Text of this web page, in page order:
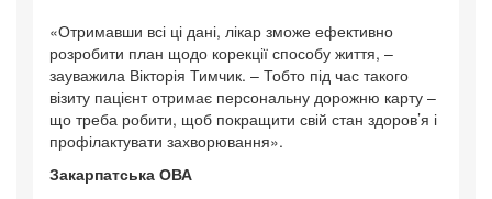
«Отримавши всі ці дані, лікар зможе ефективно
розробити план щодо корекції способу життя, –
зауважила Вікторія Тимчик. – Тобто під час такого
візиту пацієнт отримає персональну дорожню карту –
що треба робити, щоб покращити свій стан здоров’я і
профілактувати захворювання».
Закарпатська ОВА